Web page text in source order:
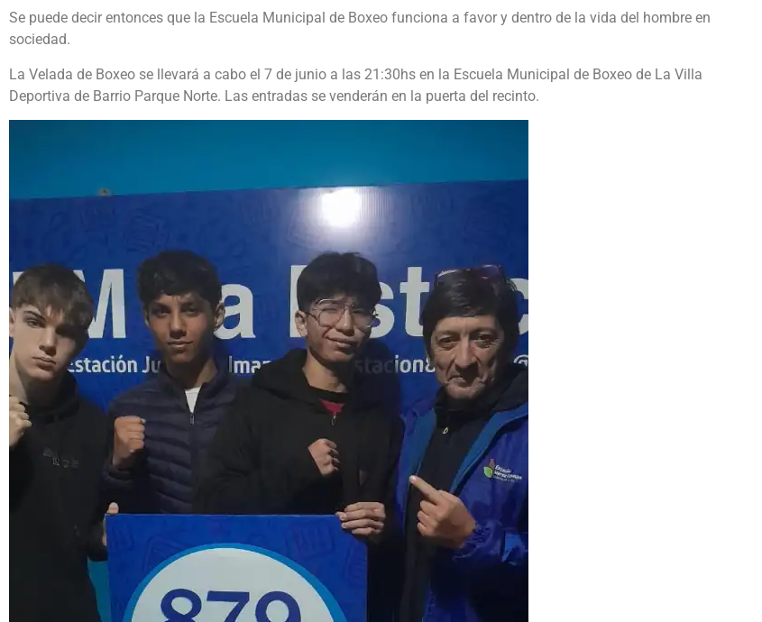
Se puede decir entonces que la Escuela Municipal de Boxeo funciona a favor y dentro de la vida del hombre en
sociedad.
La Velada de Boxeo se llevará a cabo el 7 de junio a las 21:30hs en la Escuela Municipal de Boxeo de La Villa
Deportiva de Barrio Parque Norte. Las entradas se venderán en la puerta del recinto.